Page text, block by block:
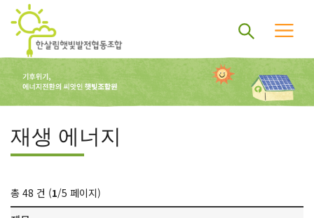
재생 에너지
총 48 건 (1/5 페이지)